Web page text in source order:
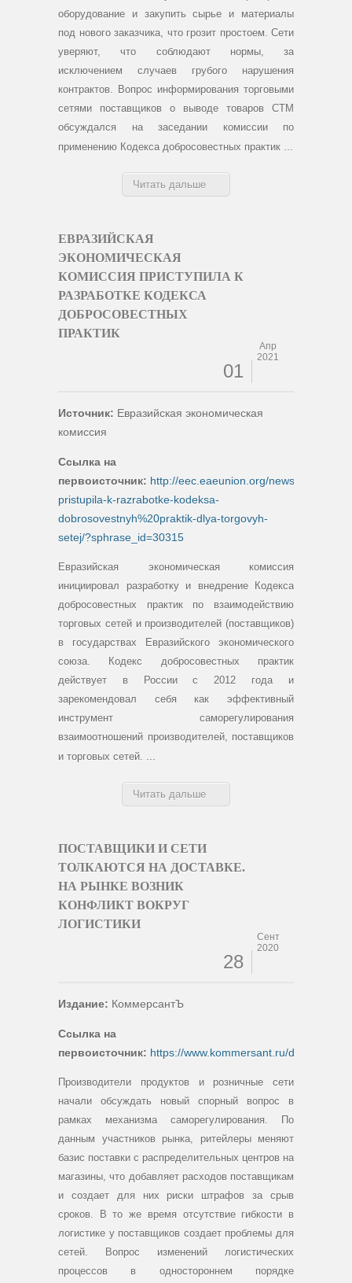
оборудование и закупить сырье и материалы
под нового заказчика, что грозит простоем. Сети
уверяют, что соблюдают нормы, за
исключением случаев грубого нарушения
контрактов. Вопрос информирования торговыми
сетями поставщиков о выводе товаров СТМ
обсуждался на заседании комиссии по
применению Кодекса добросовестных практик
Читать дальше
ЕВРАЗИЙСКАЯ
ЭКОНОМИЧЕСКАЯ
КОМИССИЯ ПРИСТУПИЛА К
РАЗРАБОТКЕ КОДЕКСА
ДОБРОСОВЕСТНЫХ
ПРАКТИК
01
Апр
2021
Источник: Евразийская экономическая
комиссия
Ссылка на
первоисточник: http://eec.eaeunion.org/news/eek-
pristupila-k-razrabotke-kodeksa-
dobrosovestnyh%20praktik-dlya-torgovyh-
setej/?sphrase_id=30315
Евразийская экономическая комиссия
инициировал разработку и внедрение Кодекса
добросовестных практик по взаимодействию
торговых сетей и производителей (поставщиков)
в государствах Евразийского экономического
союза. Кодекс добросовестных практик
действует в России с 2012 года и
зарекомендовал себя как эффективный
инструмент саморегулирования
взаимоотношений производителей, поставщиков
и торговых сетей.
Читать дальше
ПОСТАВЩИКИ И СЕТИ
ТОЛКАЮТСЯ НА ДОСТАВКЕ.
НА РЫНКЕ ВОЗНИК
КОНФЛИКТ ВОКРУГ
ЛОГИСТИКИ
28
Сент
2020
Издание: КоммерсантЪ
Ссылка на
первоисточник: https://www.kommersant.ru/doc/
Производители продуктов и розничные сети
начали обсуждать новый спорный вопрос в
рамках механизма саморегулирования. По
данным участников рынка, ритейлеры меняют
базис поставки с распределительных центров на
магазины, что добавляет расходов поставщикам
и создает для них риски штрафов за срыв
сроков. В то же время отсутствие гибкости в
логистике у поставщиков создает проблемы для
сетей. Вопрос изменений логистических
процессов в одностороннем порядке